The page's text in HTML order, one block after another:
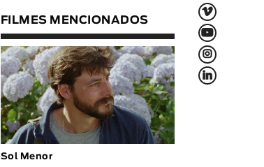
V
Q
L
f
FILMES MENCIONADOS
Sol Menor